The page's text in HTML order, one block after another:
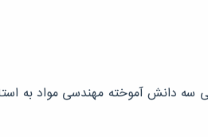
سه دانش آموخته مهندسی مواد به